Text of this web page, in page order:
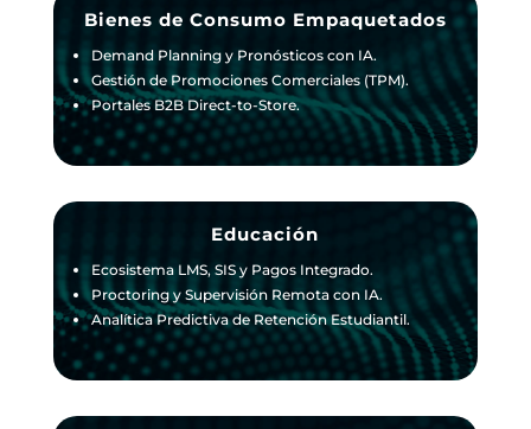
Bienes de Consumo Empaquetados
Demand Planning y Pronósticos con IA.
Gestión de Promociones Comerciales (TPM).
Portales B2B Direct-to-Store.
Educación
Ecosistema LMS, SIS y Pagos Integrado.
Proctoring y Supervisión Remota con IA.
Analítica Predictiva de Retención Estudiantil.